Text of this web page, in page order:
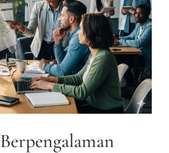
Berpengalaman